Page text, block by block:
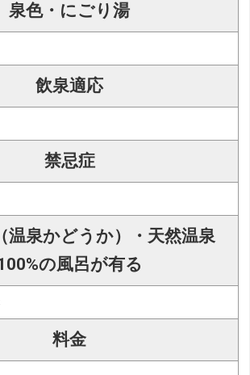
泉色・にごり湯
飲泉適応
禁忌症
温泉かどうか）・天然温泉
の風呂が有る
料金